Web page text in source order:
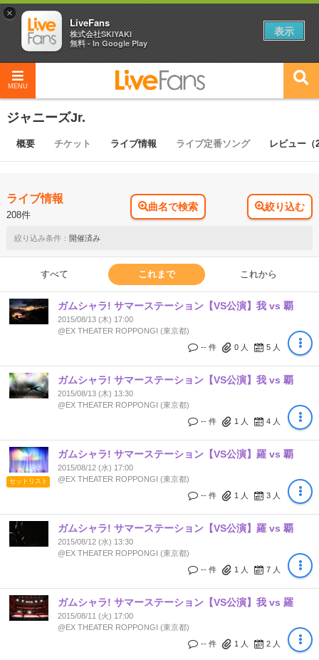
MENU
ジャニーズJr.
概要 チケット ライブ情報 ライブ定番ソング レビュー（
ライブ情報
208件
曲名で検索 絞り込む
開催済み
すべて これまで これから
ガムシャラ! サマーステーション【VS公演】我 vs 覇
2015/08/13 (木) 17:00
@EX THEATER ROPPONGI (東京都)
-- 件
0 人 5 人
ガムシャラ! サマーステーション【VS公演】我 vs 覇
2015/08/13 (木) 13:30
@EX THEATER ROPPONGI (東京都)
-- 件
1 人 4 人
セットリスト
ガムシャラ! サマーステーション【VS公演】羅 vs 覇
2015/08/12 (水) 17:00
@EX THEATER ROPPONGI (東京都)
-- 件
1 人 3 人
ガムシャラ! サマーステーション【VS公演】羅 vs 覇
2015/08/12 (水) 13:30
@EX THEATER ROPPONGI (東京都)
-- 件
1 人 7 人
ガムシャラ! サマーステーション【VS公演】我 vs 羅
2015/08/11 (火) 17:00
@EX THEATER ROPPONGI (東京都)
-- 件
1 人 2 人
×
LiveFans
株式会社SKIYAKI
無料 - In Google Play
表示